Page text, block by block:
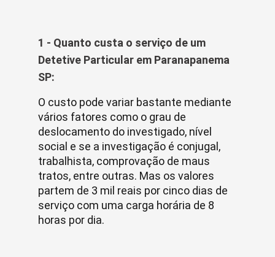
1 - Quanto custa o serviço de um
Detetive Particular em Paranapanema
SP:
O custo pode variar bastante mediante
vários fatores como o grau de
deslocamento do investigado, nível
social e se a investigação é conjugal,
trabalhista, comprovação de maus
tratos, entre outras. Mas os valores
partem de 3 mil reais por cinco dias de
serviço com uma carga horária de 8
horas por dia.